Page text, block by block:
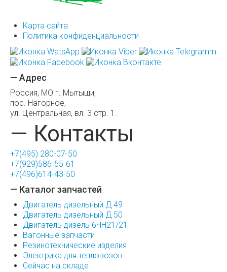
Карта сайта
Политика конфиденциальности
— Адрес
Россия, МО г. Мытыщи,
пос. Нагорное,
ул. Центральная, вл. 3 стр. 1.
— Контакты
+7(495) 280-07-50
+7(929)586-55-61
+7(496)614-43-50
— Каталог запчастей
Двигатель дизельный Д 49
Двигатель дизельный Д 50
Двигатель дизель 6ЧН21/21
Вагонные запчасти
Резинотехнические изделия
Электрика для тепловозов
Сейчас на складе